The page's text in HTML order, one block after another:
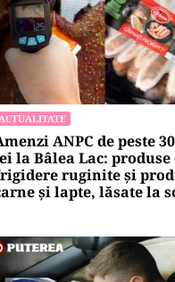
ACTUALITATE
ANPC de peste
la Bâlea Lac:
ruginite și
și lapte, lăsate la